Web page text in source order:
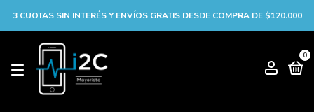
3 CUOTAS SIN INTERÉS Y ENVÍOS GRATIS DESDE COMPRA DE $120.000
0